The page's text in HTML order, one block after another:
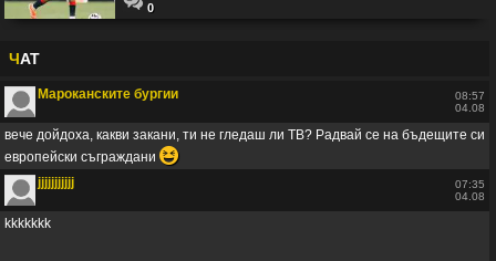
0
ЧАТ
Мароканските бургии
08:57
04.08
вече дойдоха, какви закани, ти не гледаш ли ТВ? Радвай се на бъдещите си
европейски съграждани 😆
jjjjjjjjjjj
07:35
04.08
kkkkkkk